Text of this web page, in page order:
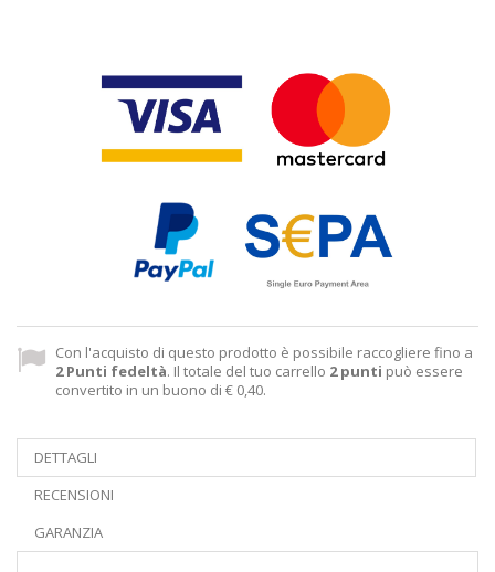
Con l'acquisto di questo prodotto è possibile raccogliere fino a
2Punti fedeltà. Il totale del tuo carrello 2punti può essere
convertito in un buono di € 0,40.
DETTAGLI
RECENSIONI
GARANZIA